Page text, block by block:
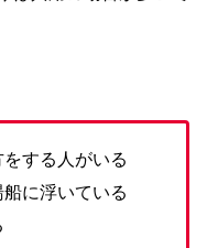
する人がいる
に浮いている